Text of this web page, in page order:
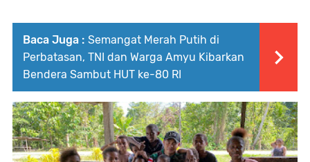
Baca Juga : Semangat Merah Putih di
Perbatasan, TNI dan Warga Amyu Kibarkan
Bendera Sambut HUT ke-80 RI